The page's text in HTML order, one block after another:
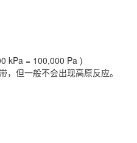
kPa = 100,000 Pa )
但一般不会出现高原反应。